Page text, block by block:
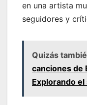
en una artista
seguidores y
Quizás
canciones de
Explorando